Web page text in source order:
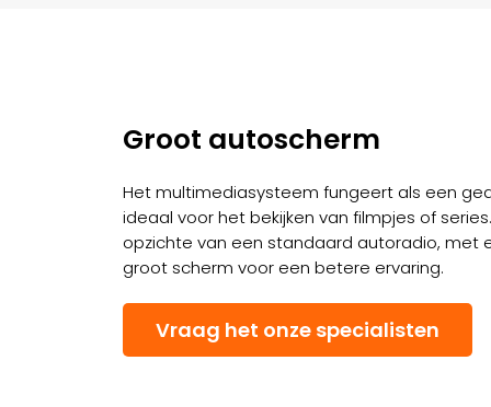
Groot autoscherm
Het multimediasysteem fungeert als een
ideaal voor het bekijken van filmpjes of
opzichte van een standaard autoradio, met
groot scherm voor een betere ervaring.
Vraag het onze specialisten